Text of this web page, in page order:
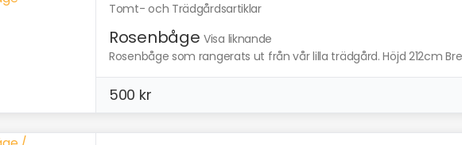
Tomt- och Trädgårdsartiklar
Rosenbåge Visa liknande
Rosenbåge som rangerats ut från vår lilla trädgård. Höjd 212cm
500 kr